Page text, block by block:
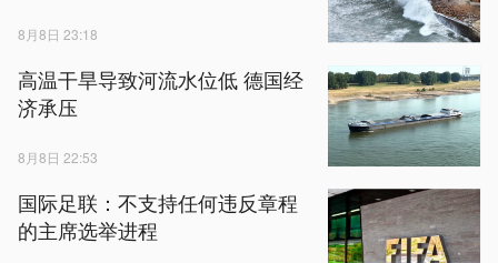
8月8日 23:18
高温干旱导致河流水位低 德国经
济承压
8月8日 22:53
国际足联：不支持任何违反章程
的主席选举进程